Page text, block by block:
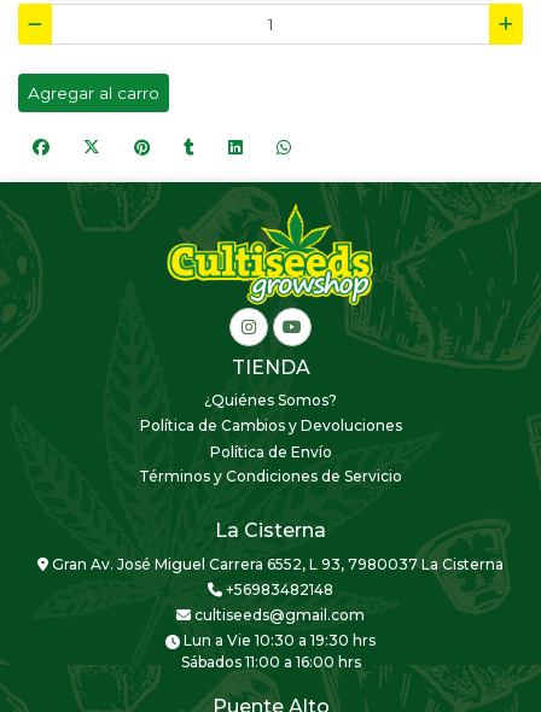
Agregar al carro
TIENDA
¿Quiénes Somos?
Política de Cambios y Devoluciones
Política de Envío
Términos y Condiciones de Servicio
La Cisterna
Gran Av. José Miguel Carrera 6552, L 93, 7980037 La Cisterna
+56983482148
cultiseeds@gmail.com
Lun a Vie 10:30 a 19:30 hrs
Sábados 11:00 a 16:00 hrs
Puente Alto